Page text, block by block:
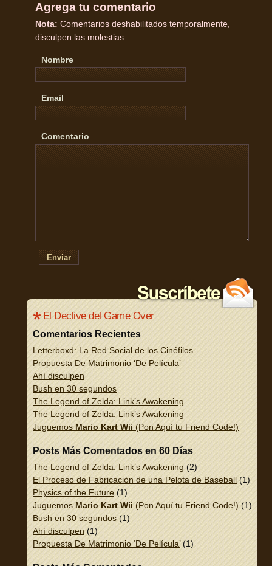
Agrega tu comentario
Nota: Comentarios deshabilitados temporalmente,
disculpen las molestias.
Nombre
Email
Comentario
Enviar
El Declive del Game Over
Comentarios Recientes
Letterboxd: La Red Social de los Cinéfilos
Propuesta De Matrimonio ‘De Película’
Ahí disculpen
Bush en 30 segundos
The Legend of Zelda: Link’s Awakening
The Legend of Zelda: Link’s Awakening
Juguemos Mario Kart Wii (Pon Aquí tu Friend Code!)
Posts Más Comentados en 60 Días
The Legend of Zelda: Link’s Awakening (2)
El Proceso de Fabricación de una Pelota de Baseball (1)
Physics of the Future (1)
Juguemos Mario Kart Wii (Pon Aquí tu Friend Code!) (1)
Bush en 30 segundos (1)
Ahí disculpen (1)
Propuesta De Matrimonio ‘De Película’(1)